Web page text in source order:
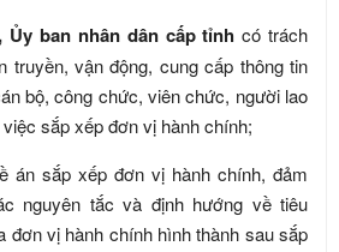
Ủy ban nhân dân cấp tỉnh có trách
truyền, vận động, cung cấp thông tin
bộ, công chức, viên chức, người lao
sắp xếp đơn vị hành chính;
án sắp xếp đơn vị hành chính, đảm
nguyên tắc và định hướng về tiêu
đơn vị hành chính hình thành sau sắp